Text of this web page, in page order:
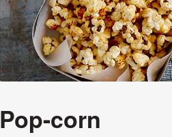
Pop-corn